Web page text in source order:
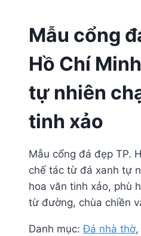
Mẫu cổng
Hồ Chí
tự nhiên
tinh xảo
Mẫu cổng đá đẹp TP.
chế tác từ đá xanh tự
hoa văn tinh xảo, phù
từ đường, chùa chiền
Danh mục:Đá nhà thờ,